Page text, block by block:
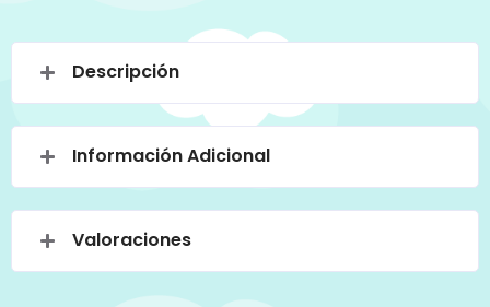
Descripción
Información Adicional
Valoraciones